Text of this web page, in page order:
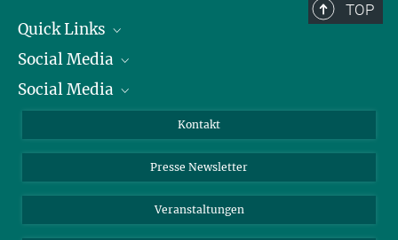
TOP
Quick Links
Präsident
Zahlen und Fakten
Meldestelle Fehlverhalten
Social Media
Bluesky
TikTok
Social Media
Instagram
YouTube
Kontakt
Presse Newsletter
Veranstaltungen